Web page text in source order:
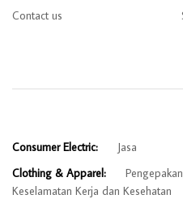
Contact us
Consumer Electric:
Jasa
Clothing & Apparel:
Keselamatan Kerja dan Kesehatan